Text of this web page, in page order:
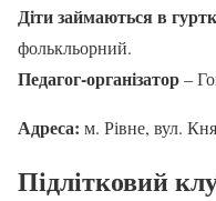
Діти займаються в
фолькльорний.
Педагог-організатор–
Адреса: м. Рівне, вул.
Підлітковий